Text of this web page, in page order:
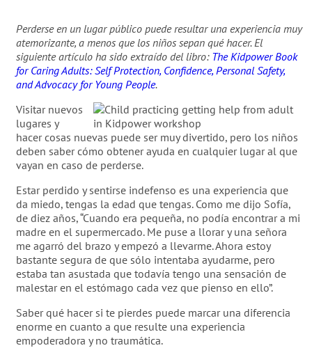
Perderse en un lugar público puede resultar una experiencia muy
atemorizante, a menos que los niños sepan qué hacer. El
siguiente artículo ha sido extraído del libro: The Kidpower Book
for Caring Adults: Self Protection, Confidence, Personal Safety,
and Advocacy for Young People.
Visitar nuevos
lugares y
hacer cosas nuevas puede ser muy divertido, pero los niños
deben saber cómo obtener ayuda en cualquier lugar al que
vayan en caso de perderse.
Estar perdido y sentirse indefenso es una experiencia que
da miedo, tengas la edad que tengas. Como me dijo Sofía,
de diez años, “Cuando era pequeña, no podía encontrar a mi
madre en el supermercado. Me puse a llorar y una señora
me agarró del brazo y empezó a llevarme. Ahora estoy
bastante segura de que sólo intentaba ayudarme, pero
estaba tan asustada que todavía tengo una sensación de
malestar en el estómago cada vez que pienso en ello”.
Saber qué hacer si te pierdes puede marcar una diferencia
enorme en cuanto a que resulte una experiencia
empoderadora y no traumática.